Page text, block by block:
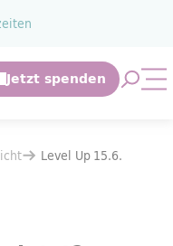
Level Up15.6.